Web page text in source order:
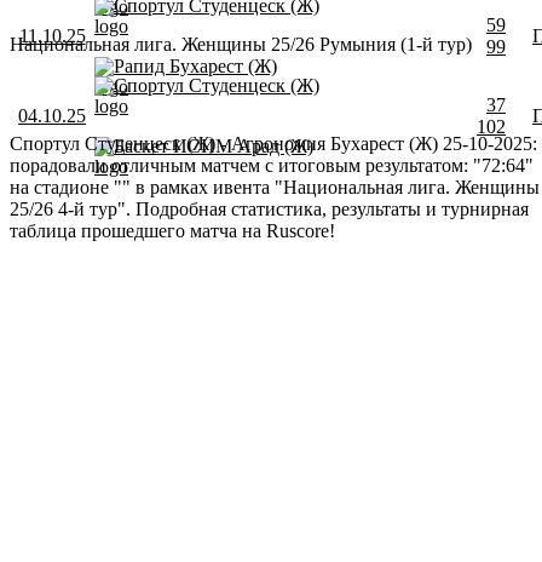
11.10.25
Спортул Студенцеск (Ж)
Рапид Бухарест (Ж)
59
99
Национальная лига. Женщины 25/26 Румыния (1-й тур)
04.10.25
Спортул Студенцеск (Ж)
Баскет ИСИМ Арад (Ж)
37
102
Спортул Студенцеск (Ж) - Агрономия Бухарест (Ж) 25-10-2025:
порадовали отличным матчем с итоговым результатом: "72:64"
на стадионе "" в рамках ивента "Национальная лига. Женщины
25/26 4-й тур". Подробная статистика, результаты и турнирная
таблица прошедшего матча на Ruscore!